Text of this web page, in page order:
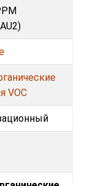
VOC